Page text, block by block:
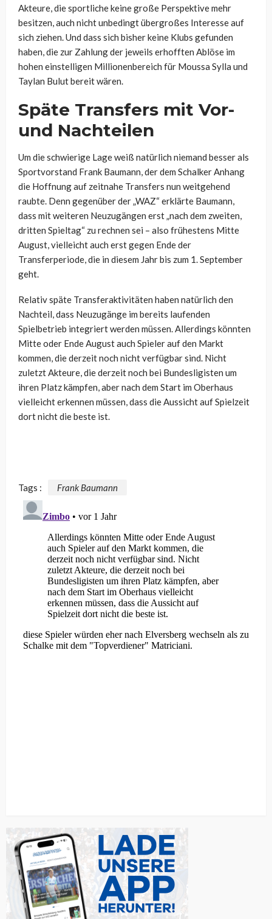
Akteure, die sportliche keine große Perspektive mehr
besitzen, auch nicht unbedingt übergroßes Interesse auf
sich ziehen. Und dass sich bisher keine Klubs gefunden
haben, die zur Zahlung der jeweils erhofften Ablöse im
hohen einstelligen Millionenbereich für Moussa Sylla und
Taylan Bulut bereit wären.
Späte Transfers mit Vor-
und Nachteilen
Um die schwierige Lage weiß natürlich niemand besser als
Sportvorstand Frank Baumann, der dem Schalker Anhang
die Hoffnung auf zeitnahe Transfers nun weitgehend
raubte. Denn gegenüber der „WAZ“ erklärte Baumann,
dass mit weiteren Neuzugängen erst „nach dem zweiten,
dritten Spieltag“ zu rechnen sei – also frühestens Mitte
August, vielleicht auch erst gegen Ende der
Transferperiode, die in diesem Jahr bis zum 1. September
geht.
Relativ späte Transferaktivitäten haben natürlich den
Nachteil, dass Neuzugänge im bereits laufenden
Spielbetrieb integriert werden müssen. Allerdings könnten
Mitte oder Ende August auch Spieler auf den Markt
kommen, die derzeit noch nicht verfügbar sind. Nicht
zuletzt Akteure, die derzeit noch bei Bundesligisten um
ihren Platz kämpfen, aber nach dem Start im Oberhaus
vielleicht erkennen müssen, dass die Aussicht auf Spielzeit
dort nicht die beste ist.
Tags : Frank Baumann